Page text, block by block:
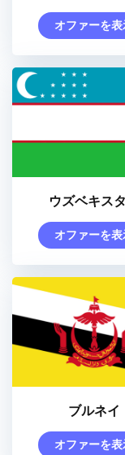
オファーを表
ウズベキス
オファーを表
ブルネイ
オファーを表